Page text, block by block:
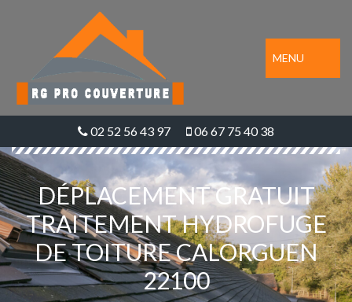
MENU
02 52 56 43 97 06 67 75 40 38
DÉPLACEMENT GRATUIT
TRAITEMENT HYDROFUGE
DE TOITURE CALORGUEN
22100